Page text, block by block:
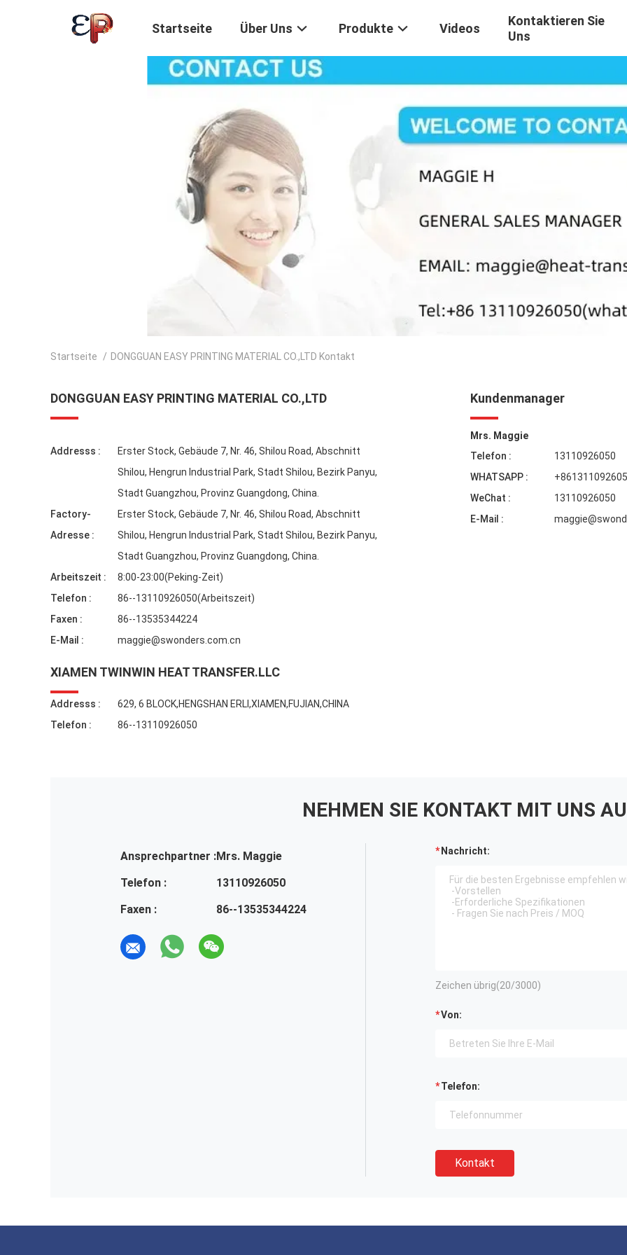
Startseite Über Uns Produkte Videos
Kontaktieren Sie
Uns
Startseite / DONGGUAN EASY PRINTING MATERIAL CO.,LTD Kontakt
DONGGUAN EASY PRINTING MATERIAL CO.,LTD
Addresss :
Erster Stock, Gebäude 7, Nr. 46, Shilou Road, Abschnitt
Shilou, Hengrun Industrial Park, Stadt Shilou, Bezirk Panyu,
Stadt Guangzhou, Provinz Guangdong, China.
Factory-
Adresse :
Erster Stock, Gebäude 7, Nr. 46, Shilou Road, Abschnitt
Shilou, Hengrun Industrial Park, Stadt Shilou, Bezirk Panyu,
Stadt Guangzhou, Provinz Guangdong, China.
Arbeitszeit :
8:00-23:00(Peking-Zeit)
Telefon :
86--13110926050(Arbeitszeit)
Faxen :
86--13535344224
E-Mail :
maggie@swonders.com.cn
XIAMEN TWINWIN HEAT TRANSFER.LLC
Addresss :
629, 6 BLOCK,HENGSHAN ERLI,XIAMEN,FUJIAN,CHINA
Telefon :
86--13110926050
Kundenmanager
Mrs. Maggie
Telefon :
13110926050
WHATSAPP :
WeChat :
13110926050
E-Mail :
NEHMEN SIE KONTAKT MIT UNS
Ansprechpartner :Mrs. Maggie
Telefon :
13110926050
Faxen :
86--13535344224
Nachricht:
Zeichen übrig(20/3000)
Von:
Telefon:
Kontakt